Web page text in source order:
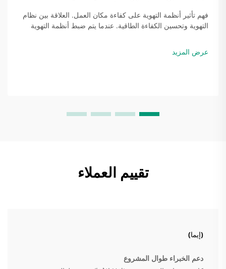
فهم تأثير أنظمة التهوية على كفاءة مكان العمل. العلاقة بين نظام
التهوية وتحسين الكفاءة الطاقية. عندما يتم ضبط أنظمة التهوية
عرض المزيد
تقييم العملاء
(إيما)
دعم الخبراء طوال المشروع